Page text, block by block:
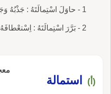
1 - حاوَلَ اسْتِمالَتَهُ : جَذْبُهُ وَجَعْلُهُ يَميلُ إلى ...
2 - بَرَّرَ اسْتِمالَتَهُ : اِسْتعْطافَهُ.
(أ) استمالة